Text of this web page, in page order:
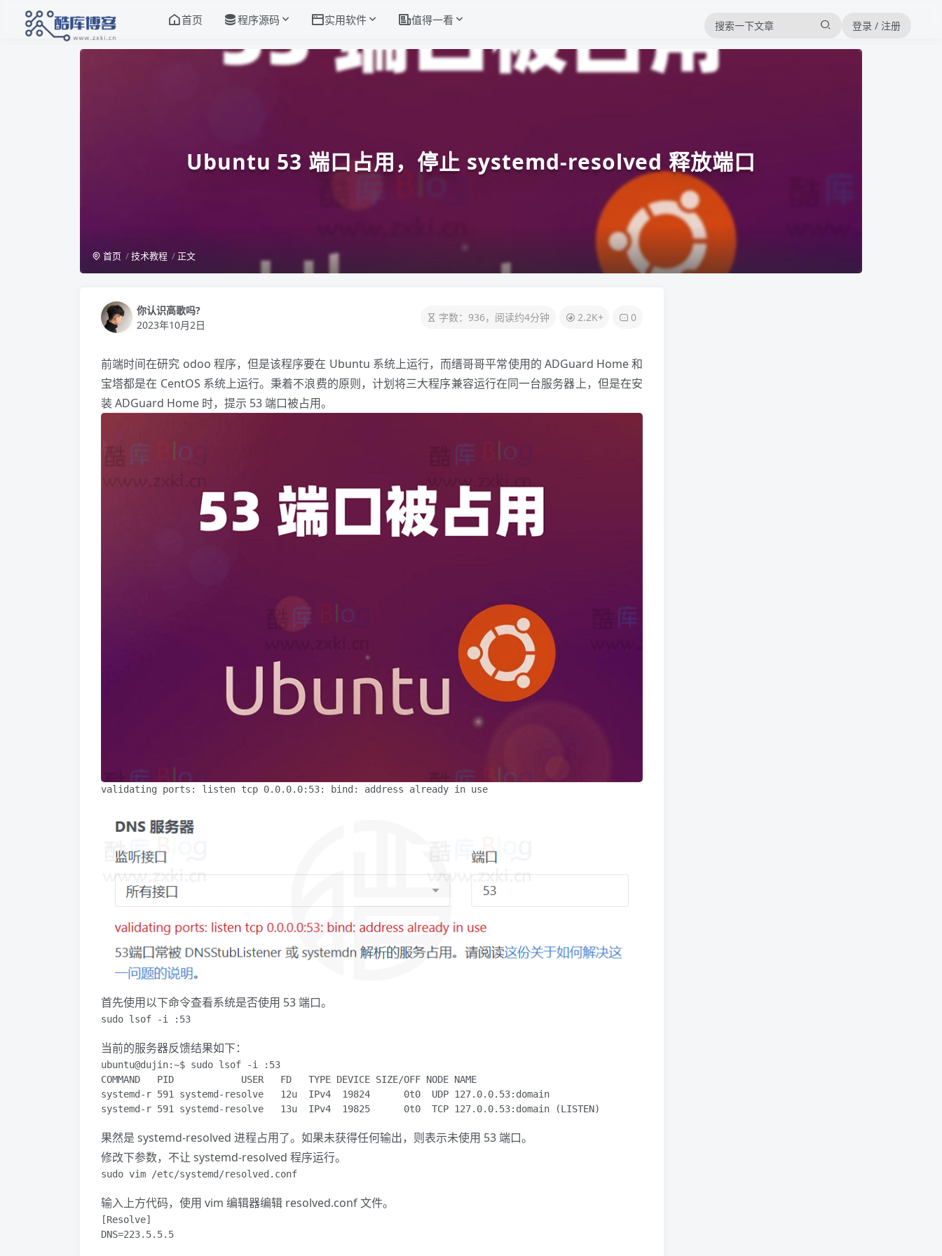
首页 程序源码 实用软件 值得一看 登录 / 注册
Ubuntu 53 端口占用，停止 systemd-resolved 释放端口
首页 技术教程 正文
你认识高歌吗?
2023年10月2日
字数：936，阅读约4分钟 2.2K+ 0
前端时间在研究 odoo 程序，但是该程序要在 Ubuntu 系统上运行，而缙哥哥平常使用的 ADGuard Home 和
宝塔都是在 CentOS 系统上运行。秉着不浪费的原则，计划将三大程序兼容运行在同一台服务器上，但是在安
装 ADGuard Home 时，提示 53 端口被占用。
validating ports: listen tcp 0.0.0.0:53: bind: address already in use
首先使用以下命令查看系统是否使用 53 端口。
sudo lsof -i :53
当前的服务器反馈结果如下：
ubuntu@dujin:~$ sudo lsof -i :53
COMMAND   PID            USER   FD   TYPE DEVICE SIZE/OFF NODE NAME
systemd-r 591 systemd-resolve   12u  IPv4  19824      0t0  UDP 127.0.0.53:domain
systemd-r 591 systemd-resolve   13u  IPv4  19825      0t0  TCP 127.0.0.53:domain (LISTEN)
果然是 systemd-resolved 进程占用了。如果未获得任何输出，则表示未使用 53 端口。
修改下参数，不让 systemd-resolved 程序运行。
sudo vim /etc/systemd/resolved.conf
输入上方代码，使用 vim 编辑器编辑 resolved.conf 文件。
[Resolve]
DNS=223.5.5.5